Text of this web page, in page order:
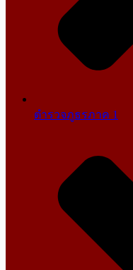
ตำรวจภูธรภาค 1